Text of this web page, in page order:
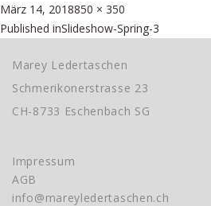
Posted
on
März 14, 2018Full
size
850 × 350
Beitragsnavigation
Published inSlideshow-Spring-3
Marey Ledertaschen
Schmerikonerstrasse 23
CH-8733 Eschenbach SG
Impressum
AGB
info@mareyledertaschen.ch